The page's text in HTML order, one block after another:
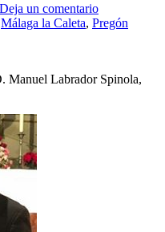
Deja un comentario
Málaga la Caleta, Pregón
Manuel Labrador Spinola,
que se celebran en el
que hacer?